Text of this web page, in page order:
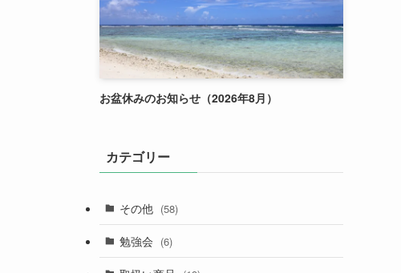
お盆休みのお知らせ（2026年8月）
カテゴリー
その他 (58)
勉強会 (6)